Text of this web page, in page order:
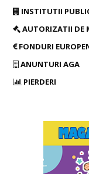
INSTITUTII
AUTORIZATII DE
FONDURI
ANUNTURI AGA
PIERDERI